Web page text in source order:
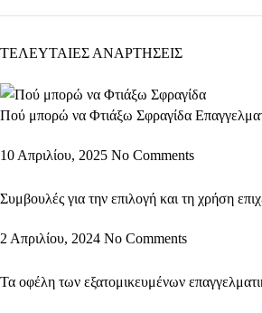
ΤΕΛΕΥΤΑΙΕΣ ΑΝΑΡΤΗΣΕΙΣ
Πού μπορώ να Φτιάξω Σφραγίδα
10 Απριλίου, 2025 No Comments
Συμβουλές για την επιλογή και τη χρήση
2 Απριλίου, 2024 No Comments
Τα οφέλη των εξατομικευμένων